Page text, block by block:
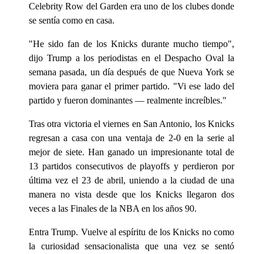
Celebrity Row del Garden era uno de los clubes donde
se sentía como en casa.
"He sido fan de los Knicks durante mucho tiempo",
dijo Trump a los periodistas en el Despacho Oval la
semana pasada, un día después de que Nueva York se
moviera para ganar el primer partido. "Vi ese lado del
partido y fueron dominantes — realmente increíbles."
Tras otra victoria el viernes en San Antonio, los Knicks
regresan a casa con una ventaja de 2-0 en la serie al
mejor de siete. Han ganado un impresionante total de
13 partidos consecutivos de playoffs y perdieron por
última vez el 23 de abril, uniendo a la ciudad de una
manera no vista desde que los Knicks llegaron dos
veces a las Finales de la NBA en los años 90.
Entra Trump. Vuelve al espíritu de los Knicks no como
la curiosidad sensacionalista que una vez se sentó